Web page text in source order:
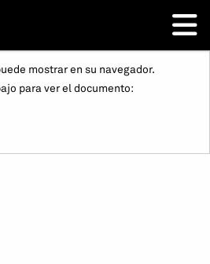
mostrar en su navegador.
para ver el documento: